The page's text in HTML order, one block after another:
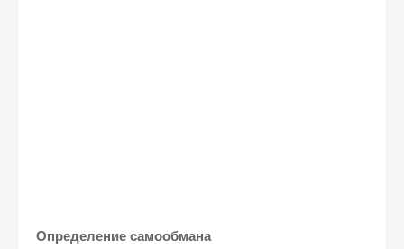
Определение самообмана